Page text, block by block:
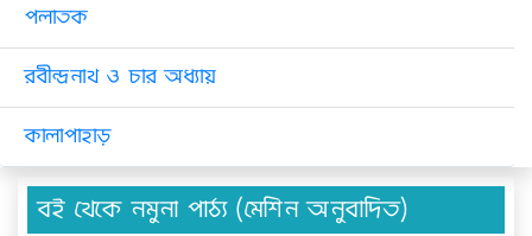
পলাতক
রবীন্দ্রনাথ ও চার অধ্যায়
কালাপাহাড়
বই থেকে নমুনা পাঠ্য (মেশিন অনুবাদিত)